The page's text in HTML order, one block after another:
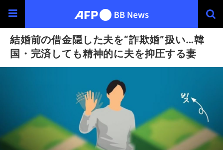
結婚前の借金隠した夫を“詐欺婚”扱い…韓
国・完済しても精神的に夫を抑圧する妻